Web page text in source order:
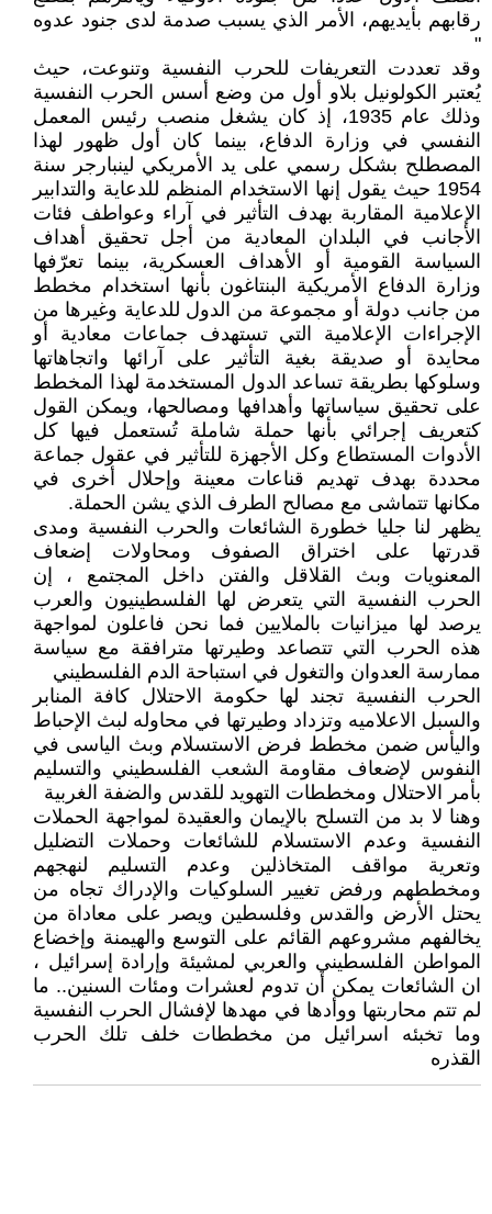
رقابهم بأيديهم، الأمر الذي يسبب صدمة لدى جنود عدوه
"
وقد تعددت التعريفات للحرب النفسية وتنوعت، حيث
يُعتبر الكولونيل بلاو أول من وضع أسس الحرب النفسية
وذلك عام 1935، إذ كان يشغل منصب رئيس المعمل
النفسي في وزارة الدفاع، بينما كان أول ظهور لهذا
المصطلح بشكل رسمي على يد الأمريكي لينبارجر سنة
1954 حيث يقول إنها الاستخدام المنظم للدعاية والتدابير
الإعلامية المقاربة بهدف التأثير في آراء وعواطف فئات
الأجانب في البلدان المعادية من أجل تحقيق أهداف
السياسة القومية أو الأهداف العسكرية، بينما تعرّفها
وزارة الدفاع الأمريكية البنتاغون بأنها استخدام مخطط
من جانب دولة أو مجموعة من الدول للدعاية وغيرها من
الإجراءات الإعلامية التي تستهدف جماعات معادية أو
محايدة أو صديقة بغية التأثير على آرائها واتجاهاتها
وسلوكها بطريقة تساعد الدول المستخدمة لهذا المخطط
على تحقيق سياساتها وأهدافها ومصالحها، ويمكن القول
كتعريف إجرائي بأنها حملة شاملة تُستعمل فيها كل
الأدوات المستطاع وكل الأجهزة للتأثير في عقول جماعة
محددة بهدف تهديم قناعات معينة وإحلال أخرى في
مكانها تتماشى مع مصالح الطرف الذي يشن الحملة.
يظهر لنا جليا خطورة الشائعات والحرب النفسية ومدى
قدرتها على اختراق الصفوف ومحاولات إضعاف
المعنويات وبث القلاقل والفتن داخل المجتمع ، إن
الحرب النفسية التي يتعرض لها الفلسطينيون والعرب
يرصد لها ميزانيات بالملايين فما نحن فاعلون لمواجهة
هذه الحرب التي تتصاعد وطيرتها مترافقة مع سياسة
ممارسة العدوان والتغول في استباحة الدم الفلسطيني
الحرب النفسية تجند لها حكومة الاحتلال كافة المنابر
والسبل الاعلاميه وتزداد وطيرتها في محاوله لبث الإحباط
واليأس ضمن مخطط فرض الاستسلام وبث الياسى في
النفوس لإضعاف مقاومة الشعب الفلسطيني والتسليم
بأمر الاحتلال ومخططات التهويد للقدس والضفة الغربية
وهنا لا بد من التسلح بالإيمان والعقيدة لمواجهة الحملات
النفسية وعدم الاستسلام للشائعات وحملات التضليل
وتعرية مواقف المتخاذلين وعدم التسليم لنهجهم
ومخططهم ورفض تغيير السلوكيات والإدراك تجاه من
يحتل الأرض والقدس وفلسطين ويصر على معاداة من
يخالفهم مشروعهم القائم على التوسع والهيمنة وإخضاع
المواطن الفلسطيني والعربي لمشيئة وإرادة إسرائيل ،
ان الشائعات يمكن أن تدوم لعشرات ومئات السنين.. ما
لم تتم محاربتها ووأدها في مهدها لإفشال الحرب النفسية
وما تخبئه اسرائيل من مخططات خلف تلك الحرب
القذره